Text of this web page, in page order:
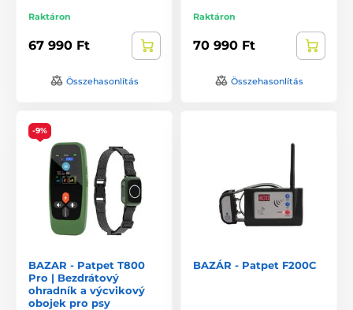
Raktáron
67 990 Ft
Összehasonlítás
Raktáron
70 990 Ft
Összehasonlítás
-9%
BAZAR - Patpet T800
Pro | Bezdrátový
ohradník a výcvikový
obojek pro psy
BAZÁR - Patpet F200C